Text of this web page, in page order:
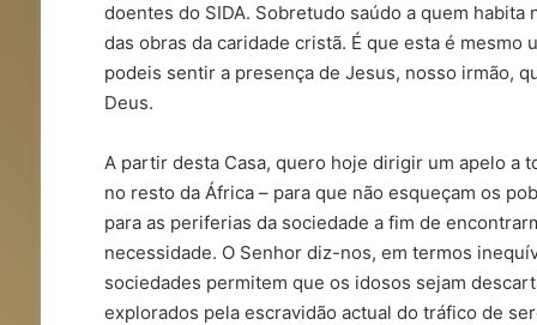
doentes do SIDA. Sobretudo saúdo a quem
das obras da caridade cristã. É que esta é
podeis sentir a presença de Jesus, nosso irmão,
Deus.
A partir desta Casa, quero hoje dirigir um apelo a
no resto da África – para que não esqueçam os
para as periferias da sociedade a fim de
necessidade. O Senhor diz-nos, em termos
sociedades permitem que os idosos sejam
explorados pela escravidão actual do tráfico de